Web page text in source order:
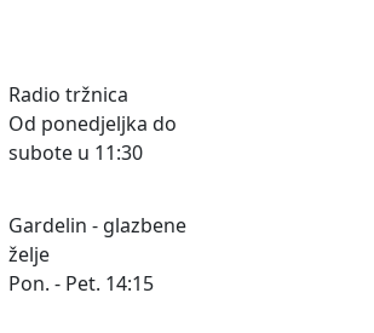
Radio tržnica
Od ponedjeljka do
subote u 11:30
Gardelin - glazbene
želje
Pon. - Pet. 14:15